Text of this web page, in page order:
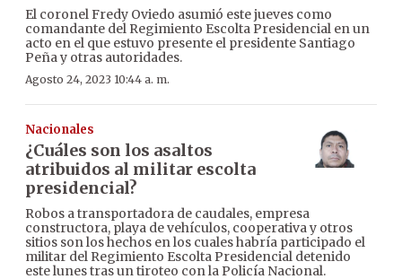
El coronel Fredy Oviedo asumió este jueves como
comandante del Regimiento Escolta Presidencial en un
acto en el que estuvo presente el presidente Santiago
Peña y otras autoridades.
Agosto 24, 2023 10:44 a. m.
Nacionales
¿Cuáles son los asaltos
atribuidos al militar escolta
presidencial?
Robos a transportadora de caudales, empresa
constructora, playa de vehículos, cooperativa y otros
sitios son los hechos en los cuales habría participado el
militar del Regimiento Escolta Presidencial detenido
este lunes tras un tiroteo con la Policía Nacional.